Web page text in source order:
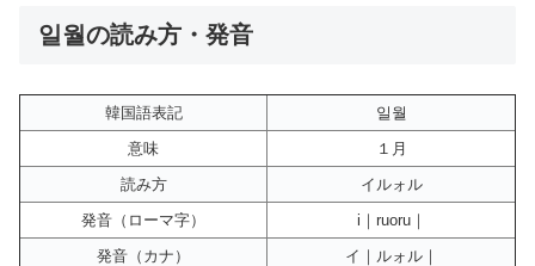
일월の読み方・発音
韓国語表記
일월
意味
１月
読み方
イルォル
発音（ローマ字）
i｜ruoru｜
発音（カナ）
イ｜ルォル｜